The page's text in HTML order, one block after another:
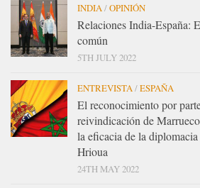
INDIA /OPINIÓN
Relaciones India-España:
común
5TH JULY 2022
ENTREVISTA /ESPAÑA
El reconocimiento por
reivindicación de
la eficacia de la
Hrioua
24TH MAY 2022